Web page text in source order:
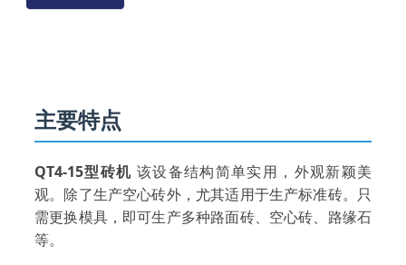
主要特点
QT4-15型砖机 该设备结构简单实用，外观新颖美
观。除了生产空心砖外，尤其适用于生产标准砖。只
需更换模具，即可生产多种路面砖、空心砖、路缘石
等。